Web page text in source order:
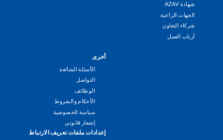
شهادة AZAV
الجهات الراعية
شركاء التعاون
أرباب العمل
أخرى
الأسئلة الشائعة
التواصل
الوظائف
الأحكام والشروط
سياسة الخصوصية
إشعار قانوني
إعدادات ملفات تعريف الارتباط